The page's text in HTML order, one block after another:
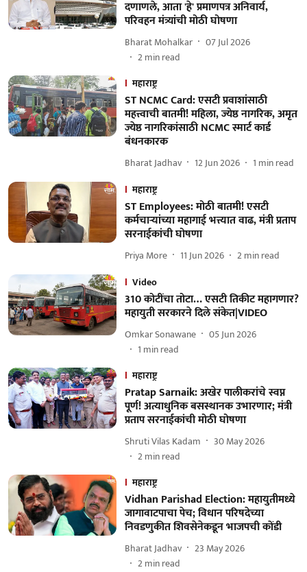
दणाणले, आता 'हे' प्रमाणपत्र अनिवार्य,
परिवहन मंत्र्यांची मोठी घोषणा
Bharat Mohalkar
07 Jul 2026
2min read
महाराष्ट्र
ST NCMC Card: एसटी प्रवाशांसाठी
महत्त्वाची बातमी! महिला, ज्येष्ठ नागरिक, अमृत
ज्येष्ठ नागरिकांसाठी NCMC स्मार्ट कार्ड
बंधनकारक
Bharat Jadhav 12 Jun 2026 1 min read
महाराष्ट्र
ST Employees: मोठी बातमी! एसटी
कर्मचाऱ्यांच्या महागाई भत्त्यात वाढ, मंत्री प्रताप
सरनाईकांची घोषणा
Priya More 11 Jun 2026 2min read
Video
310 कोटींचा तोटा… एसटी तिकीट महागणार?
महायुती सरकारने दिले संकेत|VIDEO
Omkar Sonawane
05 Jun 2026
1 min read
महाराष्ट्र
Pratap Sarnaik: अखेर पालीकरांचे स्वप्न
पूर्ण! अत्याधुनिक बसस्थानक उभारणार; मंत्री
प्रताप सरनाईकांची मोठी घोषणा
Shruti Vilas Kadam
30 May 2026
2min read
महाराष्ट्र
Vidhan Parishad Election: महायुतीमध्ये
जागावाटपाचा पेच; विधान परिषदेच्या
निवडणुकीत शिवसेनेकडून भाजपची कोंडी
Bharat Jadhav
23 May 2026
2min read